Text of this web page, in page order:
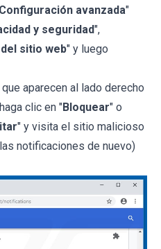
Configuración avanzada"
y seguridad",
sitio web" y luego
aparecen al lado derecho
clic en "Bloquear" o
" y visita el sitio malicioso
notificaciones de nuevo)